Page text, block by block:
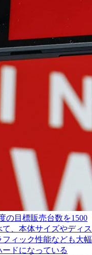
の目標販売台数を1500
、本体サイズやディス
ィック性能なども大幅
ドになっている